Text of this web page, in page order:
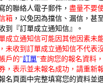
的聯絡人電子郵件， 盡量不要
箱 ，以免因為擋信、漏信，甚
到『訂單成立通知信』。
成立通知信可能因其他因素未
未收到訂單成立通知信不代表
戶的"訂單"查詢您的報名資料
，表示並未報名成功，請重新
名頁面中完整填寫您的資料並